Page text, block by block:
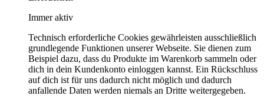
Immer aktiv
Technisch erforderliche Cookies gewährleisten ausschließlich
grundlegende Funktionen unserer Webseite. Sie dienen zum
Beispiel dazu, dass du Produkte im Warenkorb sammeln oder
dich in dein Kundenkonto einloggen kannst. Ein Rückschluss
auf dich ist für uns dadurch nicht möglich und dadurch
anfallende Daten werden niemals an Dritte weitergegeben.